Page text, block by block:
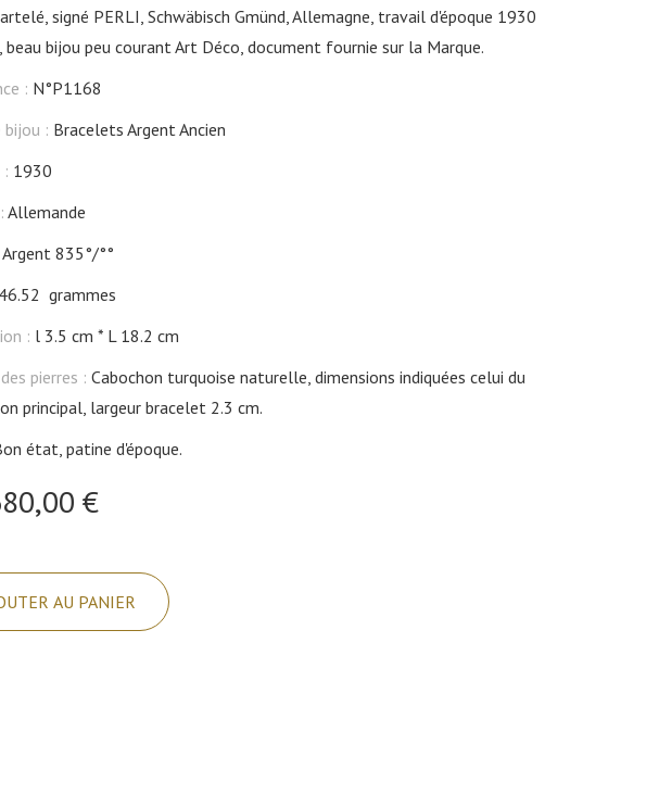
signé PERLI, Schwäbisch Gmünd, Allemagne, travail d'époque 1930
beau bijou peu courant Art Déco, document fournie sur la Marque.
: N°P1168
bijou : Bracelets Argent Ancien
: 1930
Allemande
Argent 835°/°°
46.52 grammes
: l 3.5 cm
L 18.2 cm
pierres : Cabochon turquoise naturelle, dimensions indiquées celui du
principal, largeur bracelet 2.3 cm.
état, patine d'époque.
€
AU PANIER